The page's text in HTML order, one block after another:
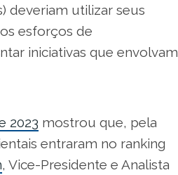
deveriam utilizar seus
esforços de
iniciativas que envolvam
2023 mostrou que, pela
entraram no ranking
, Vice-Presidente e Analista